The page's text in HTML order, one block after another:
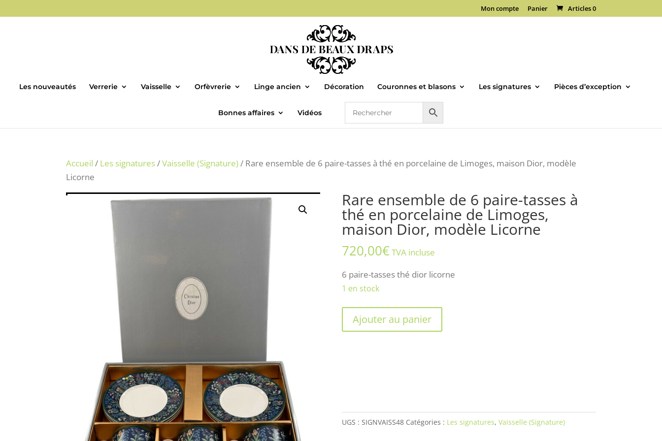
Mon compte Panier Articles 0
Les nouveautés Verrerie Vaisselle Orfèvrerie Linge ancien Décoration Couronnes et blasons Les signatures Pièces d’exception
Bonnes affaires Vidéos
Accueil / Les signatures/Vaisselle (Signature)/ Rare ensemble de 6 paire-tasses à thé en porcelaine de Limoges, maison Dior, modèle
Licorne
Rare ensemble de 6 paire-tasses à
thé en porcelaine de Limoges,
maison Dior, modèle Licorne
720,00€TVA incluse
6 paire-tasses thé dior licorne
1 en stock
quantité
tasses
à
Ajouter au panier
UGS : SIGNVAISS48 Catégories : Les signatures, Vaisselle (Signature)